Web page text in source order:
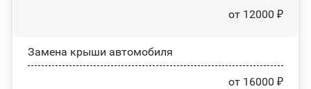
от 12000 ₽
Замена крыши автомобиля
от 16000 ₽